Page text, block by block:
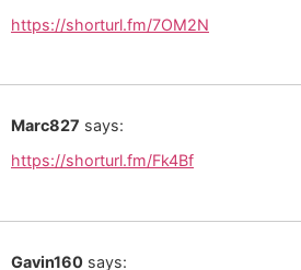
https://shorturl.fm/7OM2N
Marc827 says:
https://shorturl.fm/Fk4Bf
Gavin160 says: